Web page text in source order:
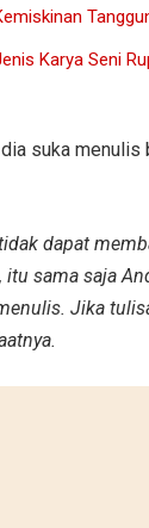
Karya Seni
suka menulis
dapat
itu sama saja
Jika